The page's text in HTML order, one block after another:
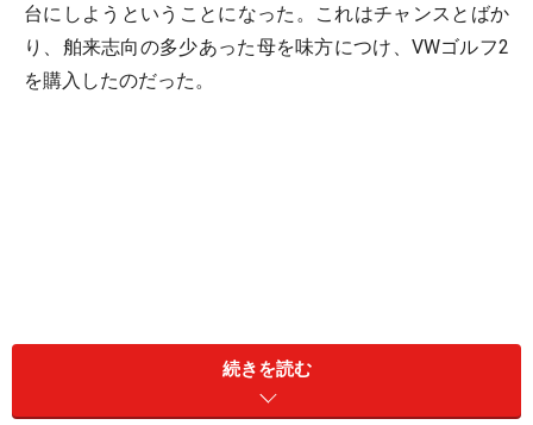
台にしようということになった。これはチャンスとばか
り、舶来志向の多少あった母を味方につけ、VWゴルフ2
を購入したのだった。
続きを読む